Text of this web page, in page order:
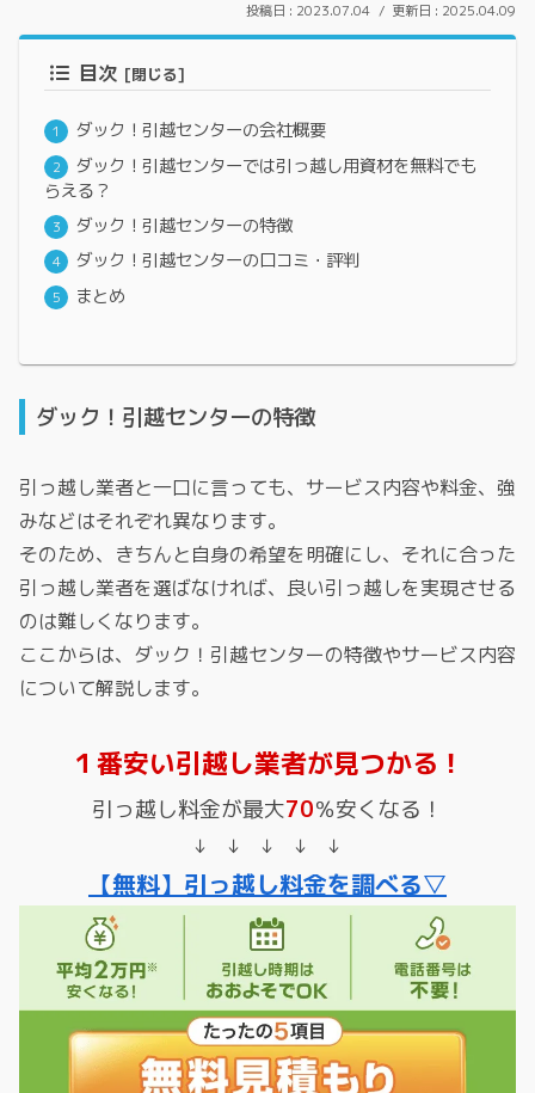
2023.07.04 2025.04.09
目次
ダック！引越センターの会社概要
ダック！引越センターでは引っ越し用資材を無料でも
らえる？
ダック！引越センターの特徴
ダック！引越センターの口コミ・評判
まとめ
ダック！引越センターの特徴
引っ越し業者と一口に言っても、サービス内容や料金、強
みなどはそれぞれ異なります。
そのため、きちんと自身の希望を明確にし、それに合った
引っ越し業者を選ばなければ、良い引っ越しを実現させる
のは難しくなります。
ここからは、ダック！引越センターの特徴やサービス内容
について解説します。
１番安い引越し業者が見つかる！
引っ越し料金が最大70％安くなる！
↓ ↓ ↓ ↓ ↓
【無料】引っ越し料金を調べる▽